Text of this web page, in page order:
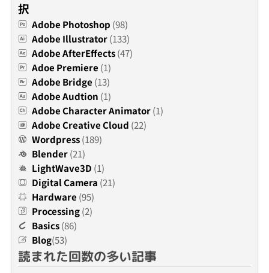
択
Adobe Photoshop (98)
Adobe Illustrator(133)
Adobe AfterEffects(47)
Adoe Premiere (1)
Adobe Bridge (13)
Adobe Audtion (1)
Adobe Character Animator(1)
Adobe Creative Cloud (22)
Wordpress(189)
Blender(21)
LightWave3D (1)
Digital Camera (21)
Hardware (95)
Processing(2)
Basics(86)
Blog(53)
読まれた回数の多い記事